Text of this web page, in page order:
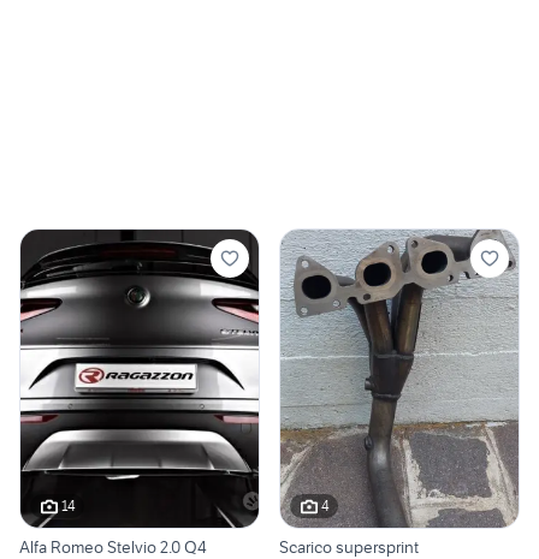
14
Alfa Romeo Stelvio 2.0 Q4
4
Scarico supersprint